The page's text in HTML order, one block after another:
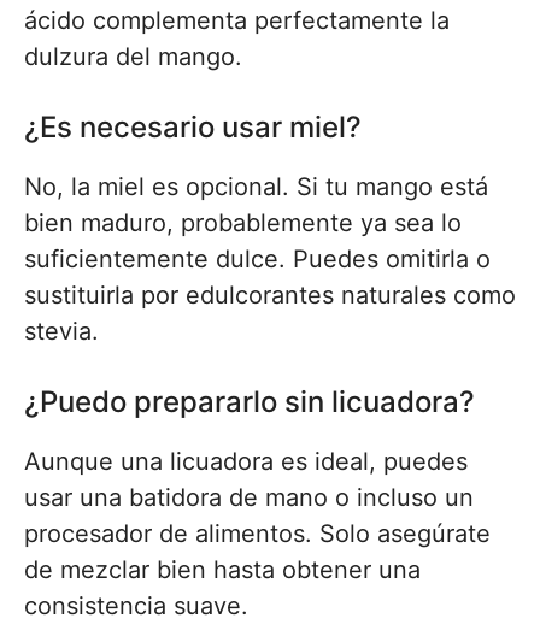
ácido complementa perfectamente la
dulzura del mango.
¿Es necesario usar miel?
No, la miel es opcional. Si tu mango está
bien maduro, probablemente ya sea lo
suficientemente dulce. Puedes omitirla o
sustituirla por edulcorantes naturales como
stevia.
¿Puedo prepararlo sin licuadora?
Aunque una licuadora es ideal, puedes
usar una batidora de mano o incluso un
procesador de alimentos. Solo asegúrate
de mezclar bien hasta obtener una
consistencia suave.